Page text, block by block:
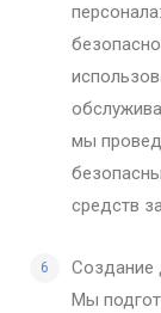
мы
средств
Создание
Мы